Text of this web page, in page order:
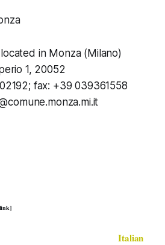
in Monza (Milano)
1, 20052
fax: +39 039361558
]
Italian